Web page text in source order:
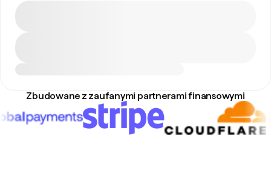
Zbudowane z zaufanymi partnerami finansowymi